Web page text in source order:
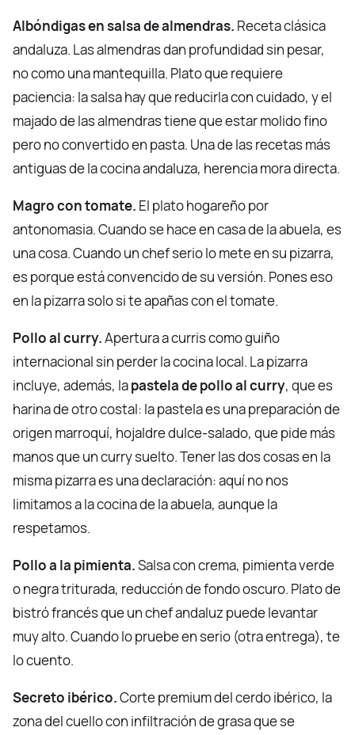
Albóndigas en salsa de almendras. Receta clásica
andaluza. Las almendras dan profundidad sin pesar,
no como una mantequilla. Plato que requiere
paciencia: la salsa hay que reducirla con cuidado, y el
majado de las almendras tiene que estar molido fino
pero no convertido en pasta. Una de las recetas más
antiguas de la cocina andaluza, herencia mora directa.
Magro con tomate. El plato hogareño por
antonomasia. Cuando se hace en casa de la abuela, es
una cosa. Cuando un chef serio lo mete en su pizarra,
es porque está convencido de su versión. Pones eso
en la pizarra solo si te apañas con el tomate.
Pollo al curry.Apertura a curris como guiño
internacional sin perder la cocina local. La pizarra
incluye, además, lapastela de pollo al curry, que es
harina de otro costal: la pastela es una preparación de
origen marroquí, hojaldre dulce-salado, que pide más
manos que un curry suelto. Tener las dos cosas en la
misma pizarra es una declaración: aquí no nos
limitamos a la cocina de la abuela, aunque la
respetamos.
Pollo a la pimienta.Salsa con crema, pimienta verde
o negra triturada, reducción de fondo oscuro. Plato de
bistró francés que un chef andaluz puede levantar
muy alto. Cuando lo pruebe en serio (otra entrega), te
lo cuento.
Secreto ibérico.Corte premium del cerdo ibérico, la
zona del cuello con infiltración de grasa que se